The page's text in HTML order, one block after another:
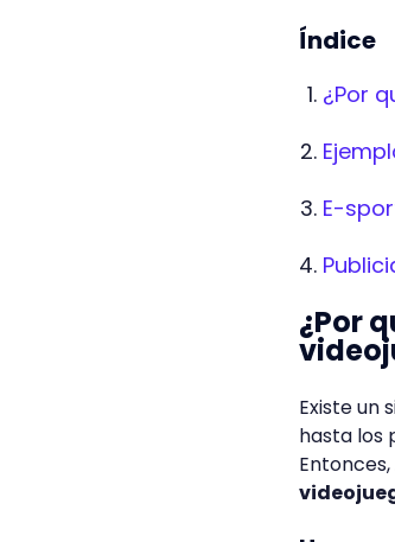
Índice
¿Por
E-
¿Por
Existe un
hasta los